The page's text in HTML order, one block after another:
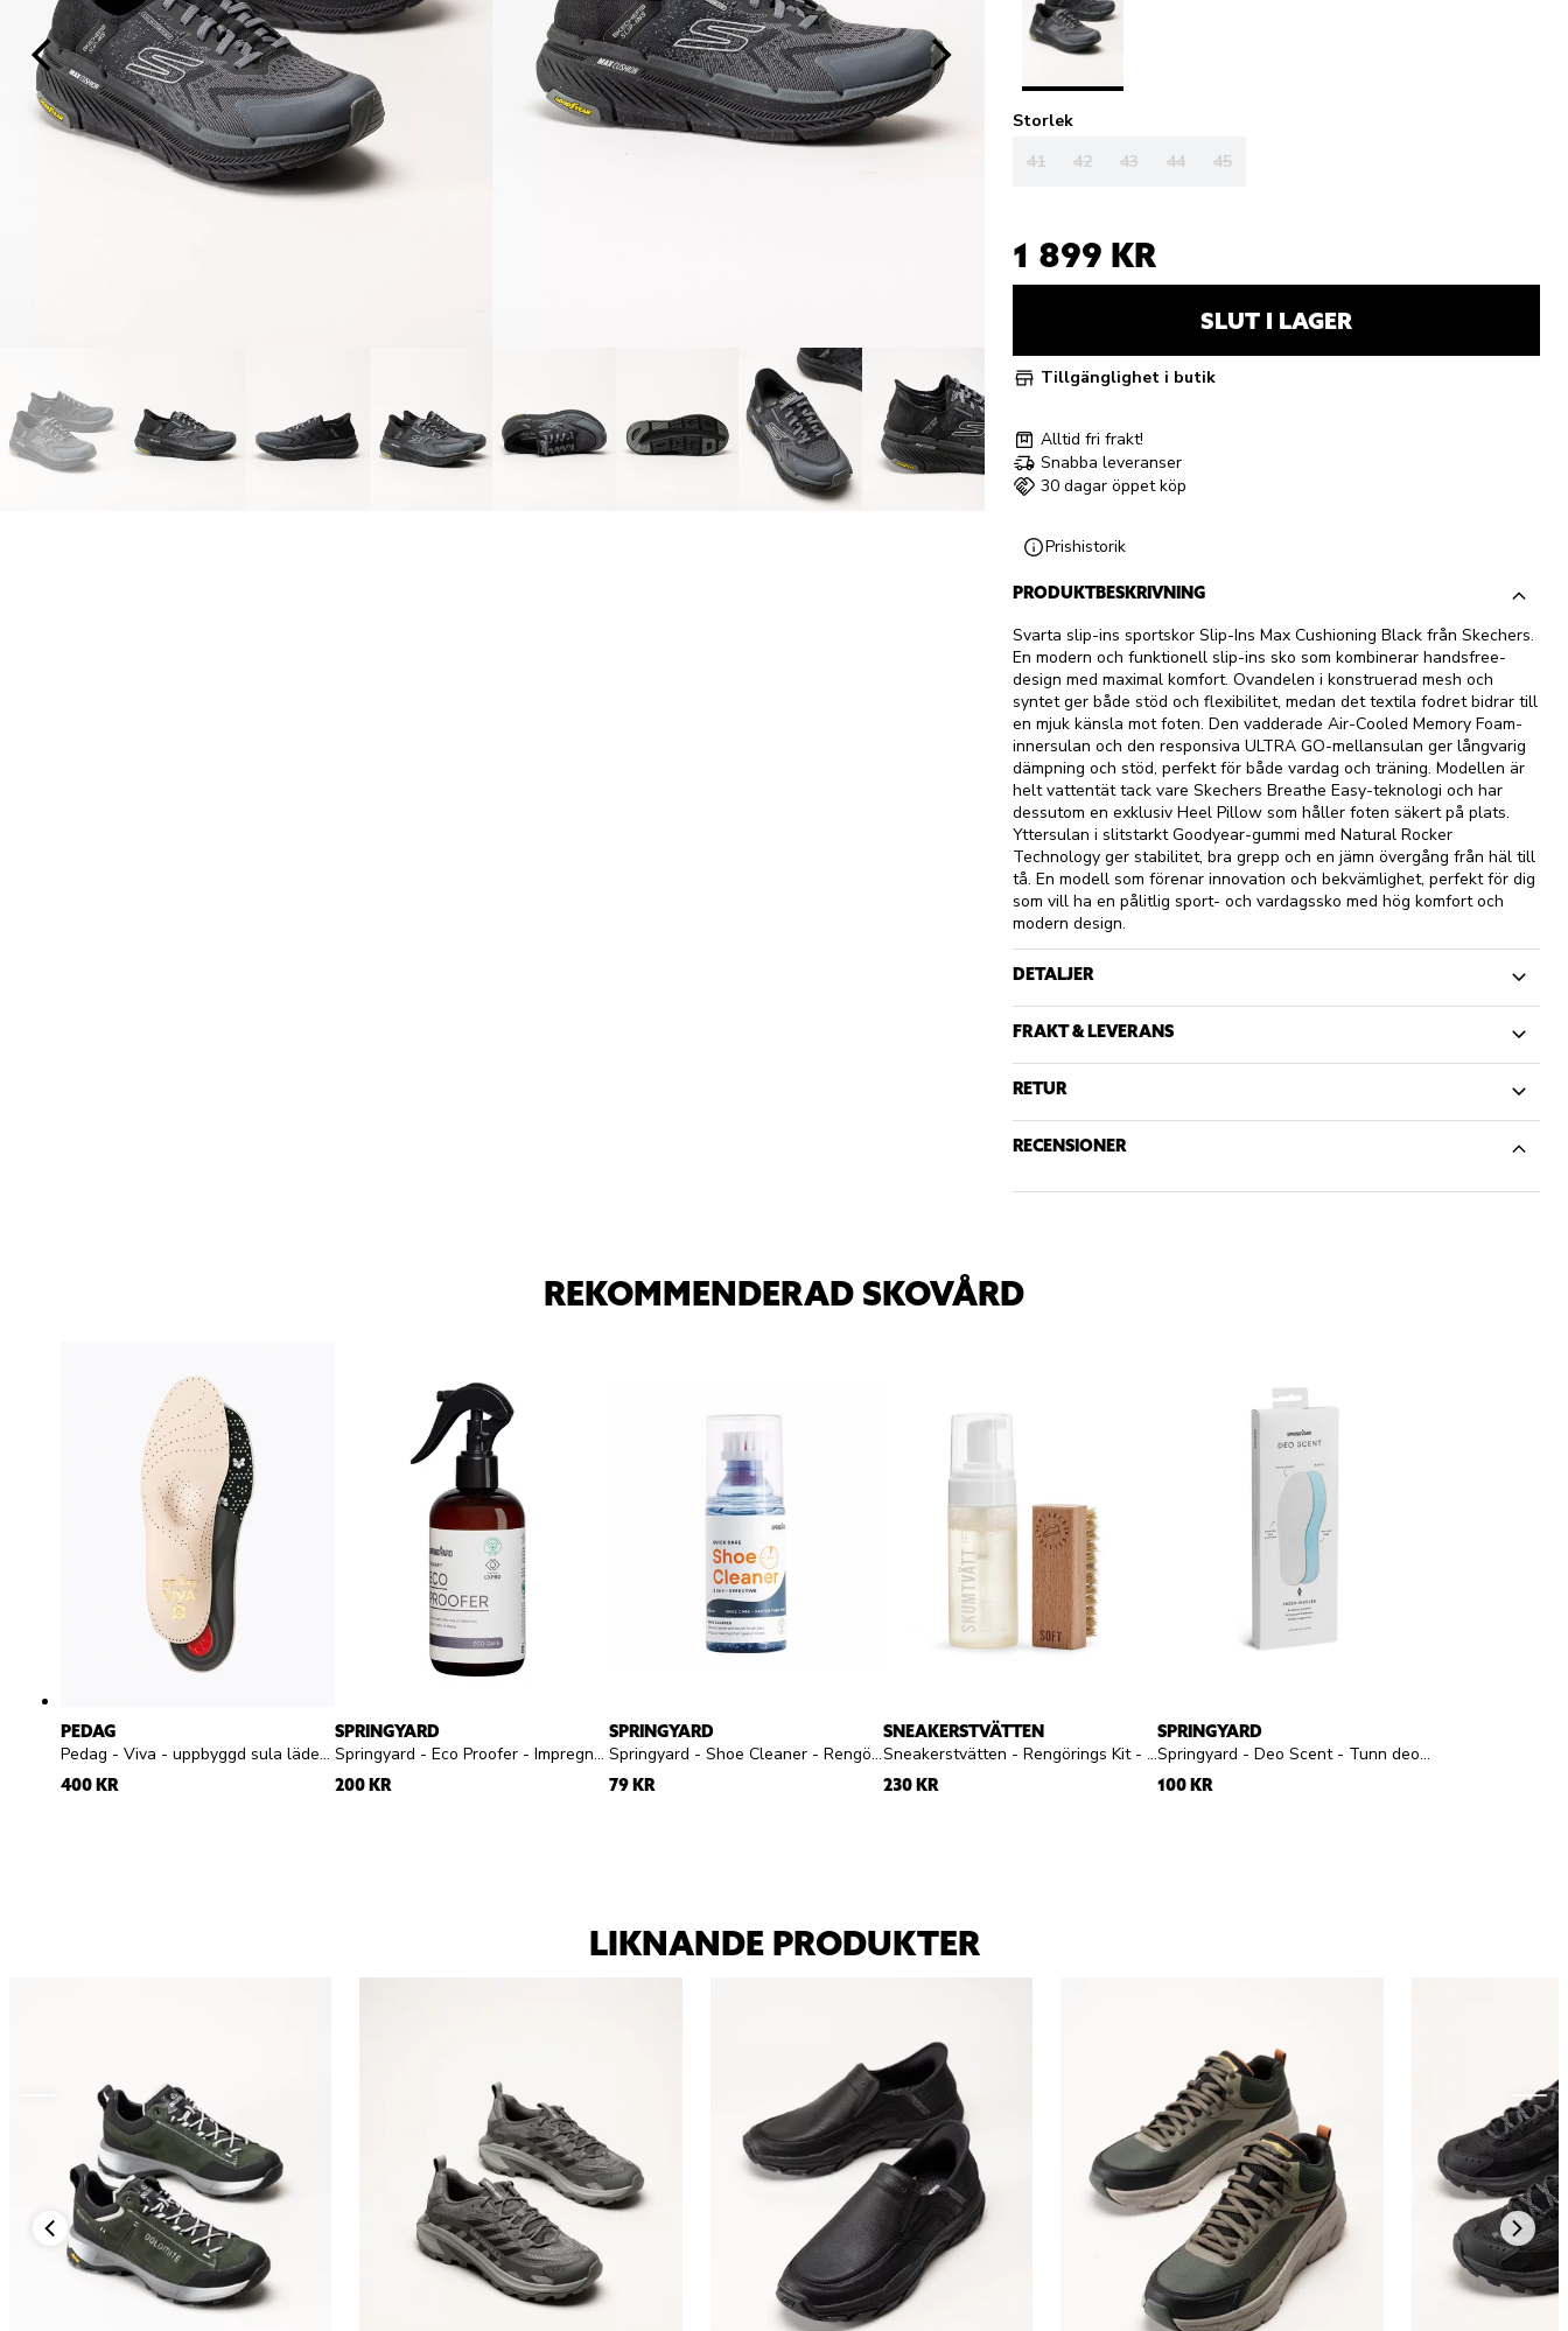
Storlek
41
42 43 44 45
1 899 KR
SLUT I LAGER
Tillgänglighet i butik
Alltid fri frakt!
Snabba leveranser
30 dagar öppet köp
Prishistorik
PRODUKTBESKRIVNING
Svarta slip-ins sportskor Slip-Ins Max Cushioning Black från Skechers.
En modern och funktionell slip-ins sko som kombinerar handsfree-
design med maximal komfort. Ovandelen i konstruerad mesh och
syntet ger både stöd och flexibilitet, medan det textila fodret bidrar till
en mjuk känsla mot foten. Den vadderade Air-Cooled Memory Foam-
innersulan och den responsiva ULTRA GO-mellansulan ger långvarig
dämpning och stöd, perfekt för både vardag och träning. Modellen är
helt vattentät tack vare Skechers Breathe Easy-teknologi och har
dessutom en exklusiv Heel Pillow som håller foten säkert på plats.
Yttersulan i slitstarkt Goodyear-gummi med Natural Rocker
Technology ger stabilitet, bra grepp och en jämn övergång från häl till
tå. En modell som förenar innovation och bekvämlighet, perfekt för dig
som vill ha en pålitlig sport- och vardagssko med hög komfort och
modern design.
DETALJER
FRAKT & LEVERANS
RETUR
RECENSIONER
REKOMMENDERAD SKOVÅRD
PEDAG
Pedag - Viva - uppbyggd sula läder dam herr
400 KR
SPRINGYARD
Springyard - Eco Proofer - Impregneringsspray
200 KR
SPRINGYARD
Springyard - Shoe Cleaner - Rengöringsgel
79 KR
SNEAKERSTVÄTTEN
Sneakerstvätten - Rengörings Kit - Rengöringskit skumtvätt och borste
230 KR
SPRINGYARD
Springyard - Deo Scent - Tunn deosula
100 KR
LIKNANDE PRODUKTER